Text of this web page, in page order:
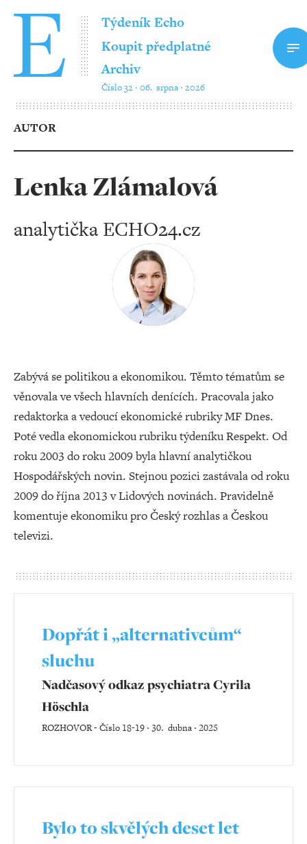
Týdeník Echo
Koupit předplatné
Archiv
Číslo 32 ‧ 06. srpna ‧ 2026
AUTOR
Lenka Zlámalová
analytička ECHO24.cz
Zabývá se politikou a ekonomikou. Těmto tématům se
věnovala ve všech hlavních denících. Pracovala jako
redaktorka a vedoucí ekonomické rubriky MF Dnes.
Poté vedla ekonomickou rubriku týdeníku Respekt. Od
roku 2003 do roku 2009 byla hlavní analytičkou
Hospodářských novin. Stejnou pozici zastávala od roku
2009 do října 2013 v Lidových novinách. Pravidelně
komentuje ekonomiku pro Český rozhlas a Českou
televizi.
Dopřát i „alternativcům“
sluchu
Nadčasový odkaz psychiatra Cyrila
Höschla
ROZHOVOR-Číslo 18-19 ‧ 30. dubna ‧ 2025
Bylo to skvělých deset let